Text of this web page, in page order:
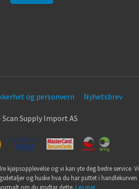
og personvern Nyhetsbrev
Supply Import AS
kjøpsopplevelse og vi kan yte deg bedre service. Vi
og huske hva du har puttet i handlekurven
om du godtar dette. Les mer